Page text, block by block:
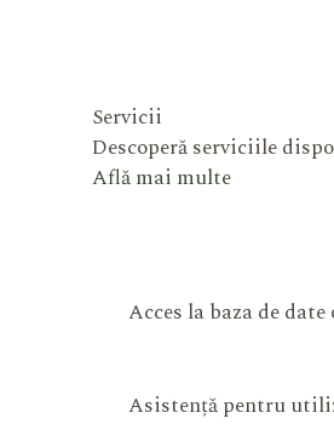
Servicii
Descoperă serviciile
Află mai multe
Acces la baza de
Asistență pentru